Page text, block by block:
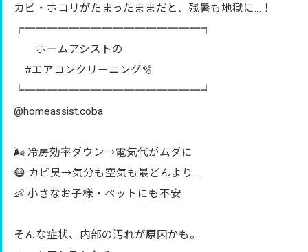
カビ・ホコリがたまったままだと、残暑も地獄に…！
╔════════════════╗
ホームアシストの
#エアコンクリーニング🫧
╚════════════════╝
@homeassist.coba
🌬️ 冷房効率ダウン→電気代がムダに
😷 カビ臭→気分も空気も最どんより…
👶 小さなお子様・ペットにも不安
そんな症状、内部の汚れが原因かも。